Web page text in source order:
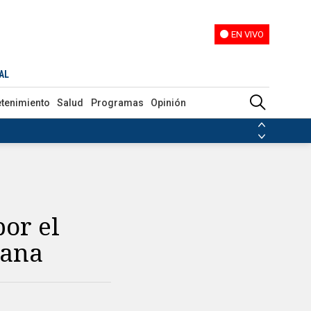
EN VIVO
Salud Programas Opinión
el